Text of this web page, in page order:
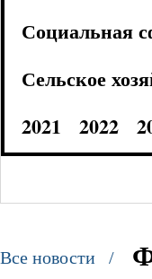
Социальная
Сельское
2021
2022
Все новости /